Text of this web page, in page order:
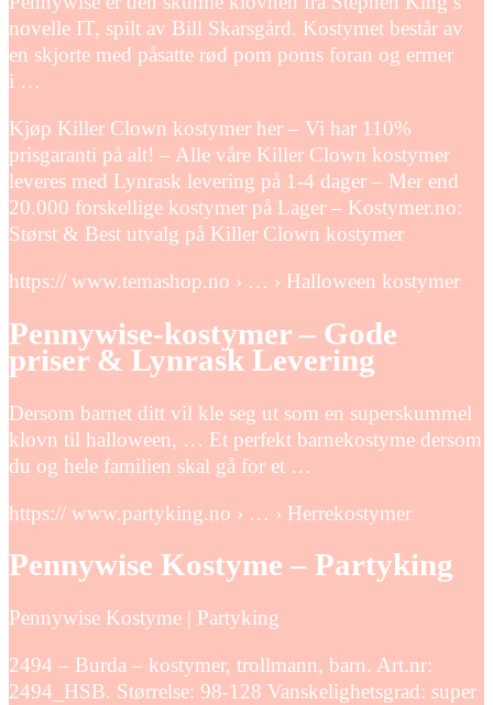
novelle IT, spilt av Bill Skarsgård. Kostymet består av
en skjorte med påsatte rød pom poms foran og ermer
i …
Kjøp Killer Clown kostymer her – Vi har 110%
prisgaranti på alt! – Alle våre Killer Clown kostymer
leveres med Lynrask levering på 1-4 dager – Mer end
20.000 forskellige kostymer på Lager – Kostymer.no:
Størst & Best utvalg på Killer Clown kostymer
https:// www.temashop.no › … › Halloween kostymer
Pennywise-kostymer – Gode
priser & Lynrask Levering
Dersom barnet ditt vil kle seg ut som en superskummel
klovn til halloween, … Et perfekt barnekostyme dersom
du og hele familien skal gå for et …
https:// www.partyking.no › … › Herrekostymer
Pennywise Kostyme – Partyking
Pennywise Kostyme | Partyking
2494 – Burda – kostymer, trollmann, barn. Art.nr:
2494_HSB. Størrelse: 98-128 Vanskelighetsgrad: super